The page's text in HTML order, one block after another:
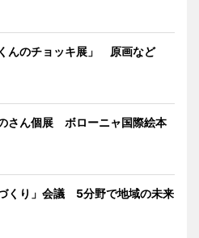
んのチョッキ展」 原画など
さん個展 ボローニャ国際絵本
くり」会議 5分野で地域の未来